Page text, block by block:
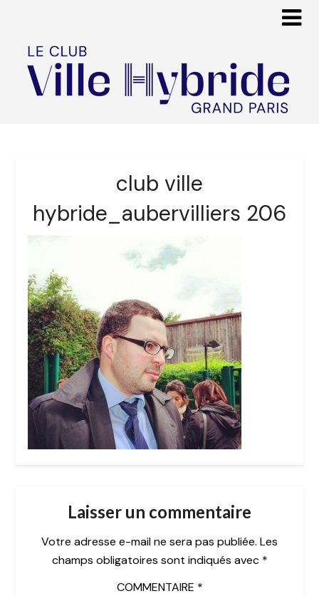
club ville
hybride_aubervilliers 206
Laisser un commentaire
Votre adresse e-mail ne sera pas publiée. Les
champs obligatoires sont indiqués avec *
COMMENTAIRE *